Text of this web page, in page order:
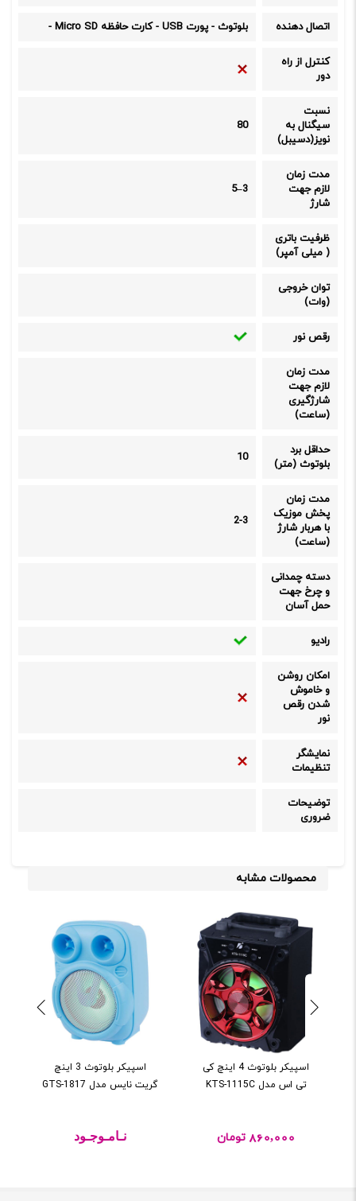
اتصال دهنده بلوتوث - پورت USB -کارت حافظه Micro SD -
کنترل از راه
دور
نسبت
سیگنال به
نویز(دسیبل)
80
مدت زمان
لازم جهت
شارژ
3–5
ظرفیت باتری
( میلی آمپر)
توان خروجی
(وات)
رقص نور
مدت زمان
لازم جهت
شارژگیری
(ساعت)
حداقل برد
بلوتوث (متر)
10
مدت زمان
پخش موزیک
با هربار شارژ
(ساعت)
2-3
دسته چمدانی
و چرخ جهت
حمل آسان
رادیو
امکان روشن
و خاموش
شدن رقص
نور
نمایشگر
تنظیمات
توضیحات
ضروری
محصولات مشابه
اسپيکر بلوتوث 4 اينچ کی
اسپيکر بلوتوث 3 اينچ
گريت نايس مدل GTS-1817
گريت نايس مدل GTS-1840